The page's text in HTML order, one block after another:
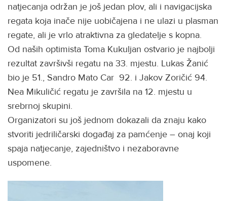
natjecanja održan je još jedan plov, ali i navigacijska
regata koja inače nije uobičajena i ne ulazi u plasman
regate, ali je vrlo atraktivna za gledatelje s kopna.
Od naših optimista Toma Kukuljan ostvario je najbolji
rezultat završivši regatu na 33. mjestu. Lukas Žanić
bio je 51., Sandro Mato Car 92. i Jakov Zoričić 94.
Nea Mikuličić regatu je završila na 12. mjestu u
srebrnoj skupini.
Organizatori su još jednom dokazali da znaju kako
stvoriti jedriličarski događaj za pamćenje – onaj koji
spaja natjecanje, zajedništvo i nezaboravne
uspomene.